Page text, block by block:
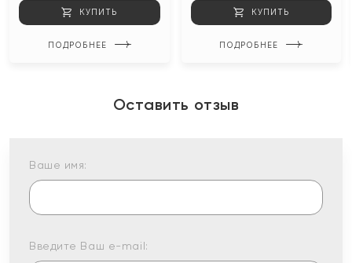
КУПИТЬ
ПОДРОБНЕЕ
КУПИТЬ
ПОДРОБНЕЕ
Оставить отзыв
Ваше имя:
Введите Ваш e-mail: